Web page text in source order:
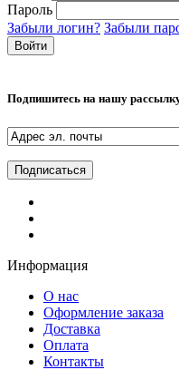
Пароль
Забыли логин? Забыли
Подпишитесь на нашу
Информация
О нас
Оформление заказа
Доставка
Оплата
Контакты